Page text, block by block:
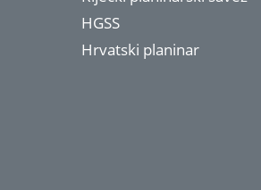
HGSS
Hrvatski planinar